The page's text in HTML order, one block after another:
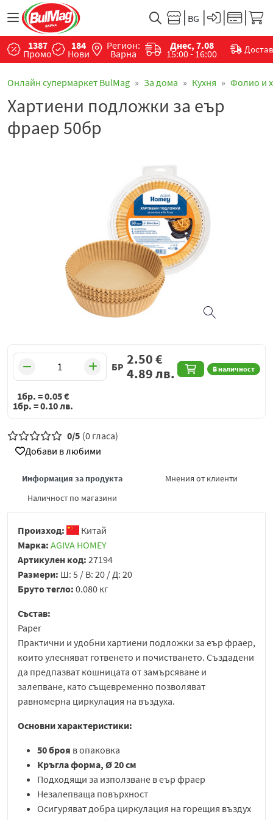
1387
Промо
184
Нови
Регион:
Варна
Днес, 7.08
15:00 - 16:00
Онлайн супермаркет BulMag За дома Кухня Фолио и
Хартиени подложки за еър
фраер 50бр
БР В наличност
2.50€
4.89лв.
1бр. =0.05€
1бр. =0.10лв.
0/5 (0 гласа)
Добави в любими
Информация за продукта
Мнения от клиенти
Наличност по магазини
Произход:
Китай
Марка: AGIVA HOMEY
Артикулен код: 27194
Размери: Ш: 5 / В: 20 / Д: 20
Бруто тегло: 0.080 кг
Състав:
Paper
Практични и удобни хартиени подложки за еър фраер,
които улесняват готвенето и почистването. Създадени
да предпазват кошницата от замърсяване и
залепване, като същевременно позволяват
равномерна циркулация на въздуха.
Основни характеристики:
50 броя в опаковка
Кръгла форма, Ø20 см
Подходящи за използване в еър фраер
Незалепваща повърхност
Осигуряват добра циркулация на горещия въздух